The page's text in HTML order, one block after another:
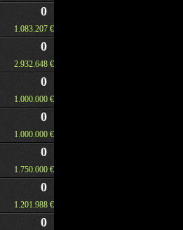
0
1.083.207 €
0
2.932.648 €
0
1.000.000 €
0
1.000.000 €
0
1.750.000 €
0
1.201.988 €
0